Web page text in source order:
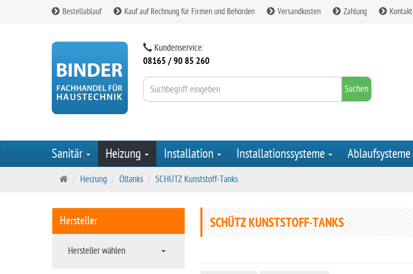
Bestellablauf Kauf auf Rechnung für Firmen und Behörden Versandkosten Zahlung Kontakt
Kundenservice:
08165 / 90 85 260
Suchen
Sanitär Heizung Installation Installationssysteme Ablaufsysteme
S
r
t
s
Heizung Öltanks SCHÜTZ Kunststoff-Tanks
SCHÜTZ KUNSTSTOFF-TANKS
Hersteller
Hersteller wählen